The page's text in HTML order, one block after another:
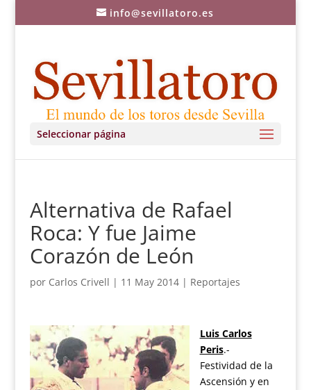
info@sevillatoro.es
Seleccionar página
Alternativa de Rafael
Roca: Y fue Jaime
Corazón de León
por Carlos Crivell | 11 May 2014| Reportajes
Luis Carlos
Peris.-
Festividad de la
Ascensión y en